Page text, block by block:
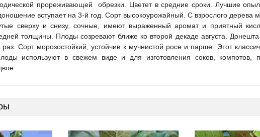
прореживающей обрезки. Цветет в средние сроки. Лучшие
вступает на 3-й год. Сорт высокоурожайный. С взрослого дерева
сверху и снизу, сочные, имеют выраженный аромат и приятный
толщины. Плоды созревают ближе ко второй декаде августа.
Сорт морозостойкий, устойчив к мучнистой росе и парше. Этот
используют в свежем виде и для изготовления соков,